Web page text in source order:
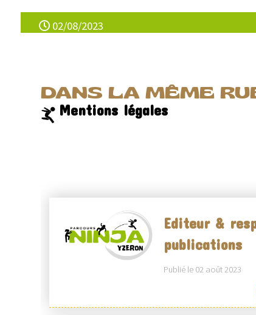
02/08/2023
DANS LA MÊME
Mentions légales
Editeur &
publications
Publié le 02 août 2023